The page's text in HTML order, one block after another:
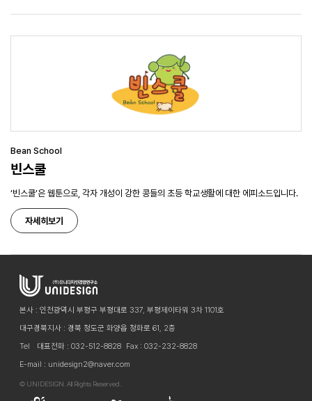
Bean School
빈스쿨
‘빈스쿨’은 웹툰으로, 각자 개성이 강한 콩들의 초등 학교생활에 대한 에피소드입니다.
자세히보기
본사 : 인천광역시 부평구 부평대로 337, 부평제이타워 3차 1101호
대구경북지사 : 경북 청도군 화양읍 청화로 61, 2층
Tel
대표전화 : 032-512-8828 Fax : 032-232-8828
E-mail : unidesign2@naver.com
© UNIDESIGN. All Rights Reserved.